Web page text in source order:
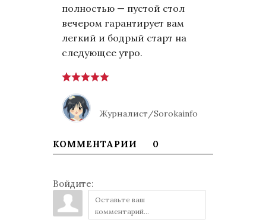
полностью — пустой стол
вечером гарантирует вам
легкий и бодрый старт на
следующее утро.
Журналист/Sorokainfo
КОММЕНТАРИИ 0
Войдите: